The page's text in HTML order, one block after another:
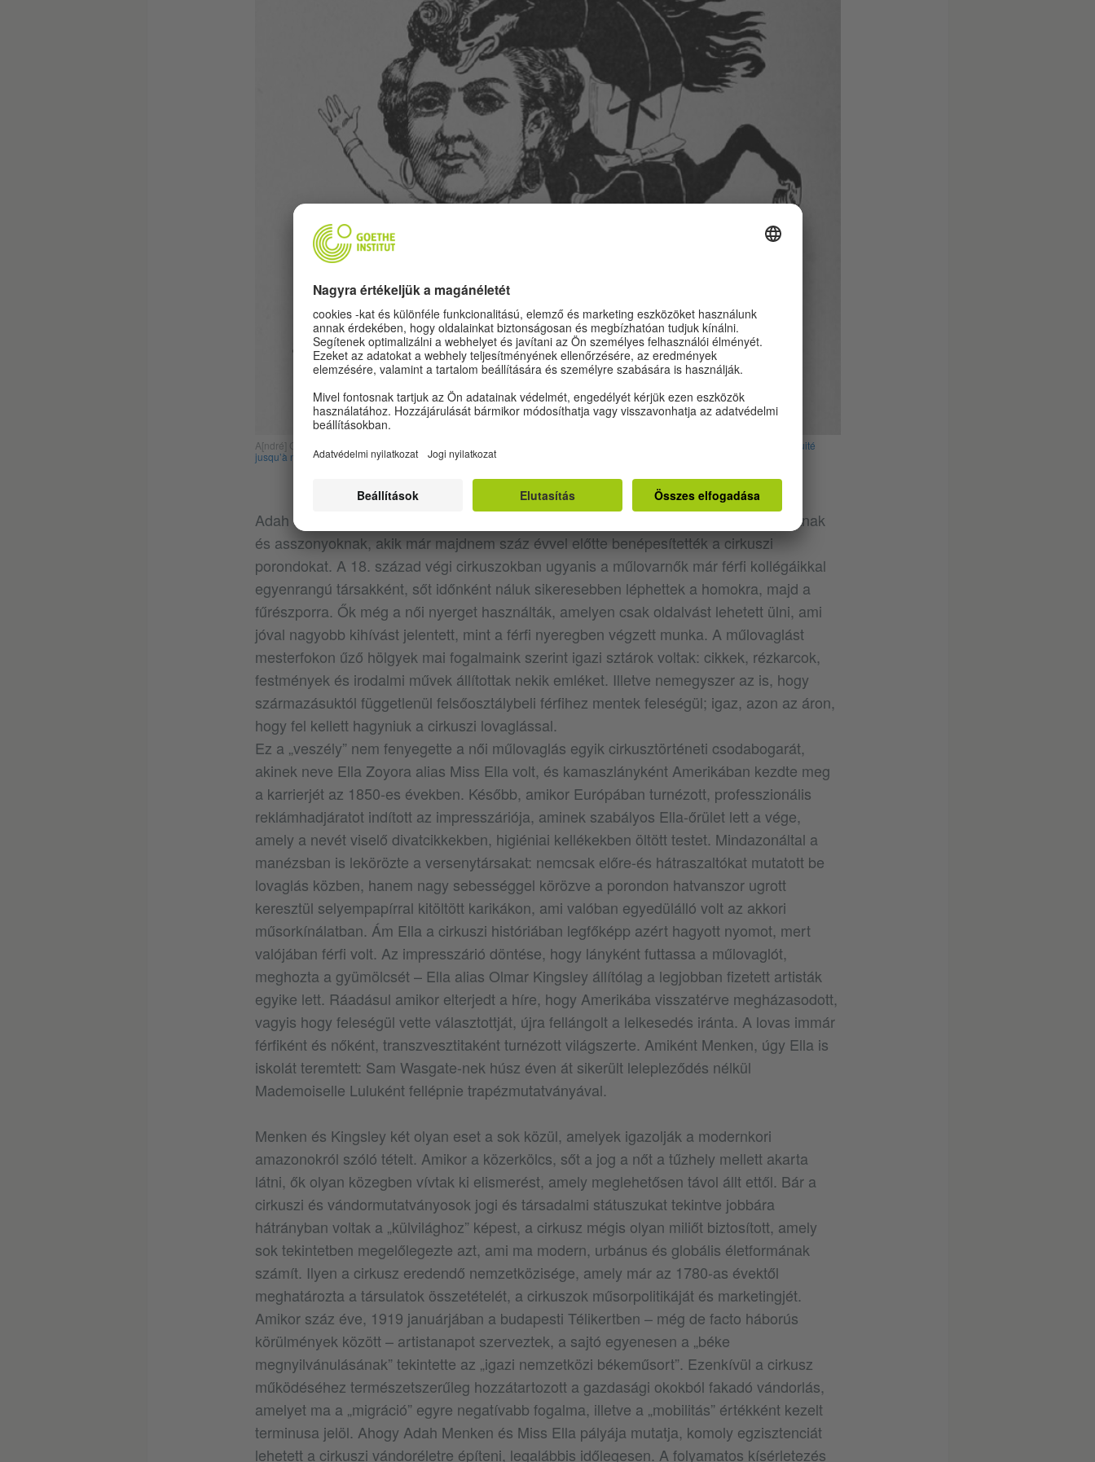
A[ndré] Gill: Miss Dada Menken
In: G[ustave]-J[oseph-Alphonse] Witkowski – L[ucien] Nass: Le nu au théâtre depuis l’antiquité
jusqu’à nos jours. Paris, Daragon, 1909, 144. o.
Adah Isaacs Menken valójában csak egy kései leszármazottja volt azoknak a lányoknak
és asszonyoknak, akik már majdnem száz évvel előtte benépesítették a cirkuszi
porondokat. A 18. század végi cirkuszokban ugyanis a műlovarnők már férfi kollégáikkal
egyenrangú társakként, sőt időnként náluk sikeresebben léphettek a homokra, majd a
fűrészporra. Ők még a női nyerget használták, amelyen csak oldalvást lehetett ülni, ami
jóval nagyobb kihívást jelentett, mint a férfi nyeregben végzett munka. A műlovaglást
mesterfokon űző hölgyek mai fogalmaink szerint igazi sztárok voltak: cikkek, rézkarcok,
festmények és irodalmi művek állítottak nekik emléket. Illetve nemegyszer az is, hogy
származásuktól függetlenül felsőosztálybeli férfihez mentek feleségül; igaz, azon az áron,
hogy fel kellett hagyniuk a cirkuszi lovaglással.
Ez a „veszély” nem fenyegette a női műlovaglás egyik cirkusztörténeti csodabogarát,
akinek neve Ella Zoyora alias Miss Ella volt, és kamaszlányként Amerikában kezdte meg
a karrierjét az 1850-es években. Később, amikor Európában turnézott, professzionális
reklámhadjáratot indított az impresszáriója, aminek szabályos Ella-őrület lett a vége,
amely a nevét viselő divatcikkekben, higiéniai kellékekben öltött testet. Mindazonáltal a
manézsban is lekörözte a versenytársakat: nemcsak előre-és hátraszaltókat mutatott be
lovaglás közben, hanem nagy sebességgel körözve a porondon hatvanszor ugrott
keresztül selyempapírral kitöltött karikákon, ami valóban egyedülálló volt az akkori
műsorkínálatban. Ám Ella a cirkuszi históriában legfőképp azért hagyott nyomot, mert
valójában férfi volt. Az impresszárió döntése, hogy lányként futtassa a műlovaglót,
meghozta a gyümölcsét – Ella alias Olmar Kingsley állítólag a legjobban fizetett artisták
egyike lett. Ráadásul amikor elterjedt a híre, hogy Amerikába visszatérve megházasodott,
vagyis hogy feleségül vette választottját, újra fellángolt a lelkesedés iránta. A lovas immár
férfiként és nőként, transzvesztitaként turnézott világszerte. Amiként Menken, úgy Ella is
iskolát teremtett: Sam Wasgate-nek húsz éven át sikerült lelepleződés nélkül
Mademoiselle Luluként fellépnie trapézmutatványával.
Menken és Kingsley két olyan eset a sok közül, amelyek igazolják a modernkori
amazonokról szóló tételt. Amikor a közerkölcs, sőt a jog a nőt a tűzhely mellett akarta
látni, ők olyan közegben vívtak ki elismerést, amely meglehetősen távol állt ettől. Bár a
cirkuszi és vándormutatványosok jogi és társadalmi státuszukat tekintve jobbára
hátrányban voltak a „külvilághoz” képest, a cirkusz mégis olyan miliőt biztosított, amely
sok tekintetben megelőlegezte azt, ami ma modern, urbánus és globális életformának
számít. Ilyen a cirkusz eredendő nemzetközisége, amely már az 1780-as évektől
meghatározta a társulatok összetételét, a cirkuszok műsorpolitikáját és marketingjét.
Amikor száz éve, 1919 januárjában a budapesti Télikertben – még de facto háborús
körülmények között – artistanapot szerveztek, a sajtó egyenesen a „béke
megnyilvánulásának” tekintette az „igazi nemzetközi békeműsort”. Ezenkívül a cirkusz
működéséhez természetszerűleg hozzátartozott a gazdasági okokból fakadó vándorlás,
amelyet ma a „migráció” egyre negatívabb fogalma, illetve a „mobilitás” értékként kezelt
terminusa jelöl. Ahogy Adah Menken és Miss Ella pályája mutatja, komoly egzisztenciát
lehetett a cirkuszi vándoréletre építeni, legalábbis időlegesen. A folyamatos kísérletezés